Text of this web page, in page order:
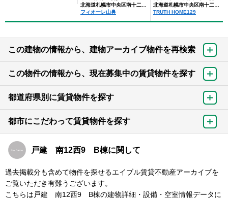
北海道札幌市中央区南十二条西９丁目
フィオーレ山鼻
北海道札幌市中央区南十二条西９丁目
TRUTH HOME129
この建物の情報から、建物アーカイブ物件を再検索
この物件の情報から、現在募集中の賃貸物件を探す
都道府県別に賃貸物件を探す
都市にこだわって賃貸物件を探す
戸建 南12西9 B棟に関して
過去掲載分も含めて物件を探せるエイブル賃貸不動産アーカイブを
ご覧いただき有難うございます。
こちらは戸建 南12西9 B棟の建物詳細・設備・空室情報データに